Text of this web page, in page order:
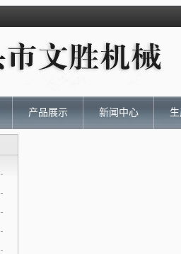
产品展示 新闻中心